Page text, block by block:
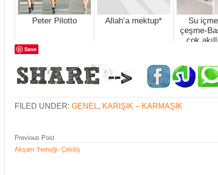
Peter Pilotto Allah’a mektup*
Su
çeşme-
çok
Save
FILED UNDER: GENEL, KARIŞIK – KARMAŞIK
Previous Post
Akşam Yemeği- Çekiliş